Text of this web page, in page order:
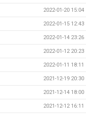
2022-01-20 15:04
2022-01-15 12:43
2022-01-14 23:26
2022-01-12 20:23
2022-01-11 18:11
2021-12-19 20:30
2021-12-14 18:00
2021-12-12 16:11